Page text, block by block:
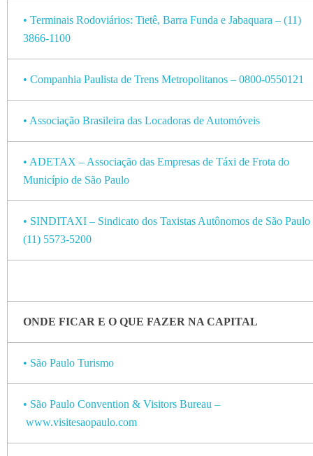
• Terminais Rodoviários: Tietê, Barra Funda e Jabaquara – (11)
3866-1100
• Companhia Paulista de Trens Metropolitanos – 0800-0550121
• Associação Brasileira das Locadoras de Automóveis
• ADETAX – Associação das Empresas de Táxi de Frota do
Município de São Paulo
• SINDITAXI – Sindicato dos Taxistas Autônomos de São Paulo
(11) 5573-5200
ONDE FICAR E O QUE FAZER NA CAPITAL
• São Paulo Turismo
• São Paulo Convention & Visitors Bureau –
www.visitesaopaulo.com